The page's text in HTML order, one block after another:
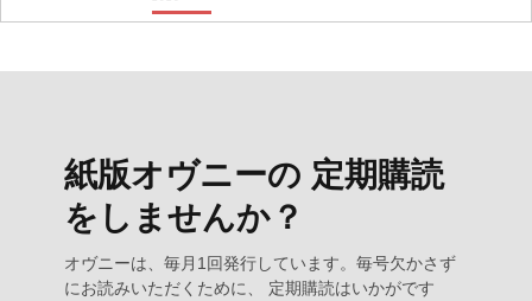
紙版オヴニーの 定期購読
をしませんか？
オヴニーは、毎月1回発行しています。毎号欠かさず
にお読みいただくために、 定期購読はいかがです